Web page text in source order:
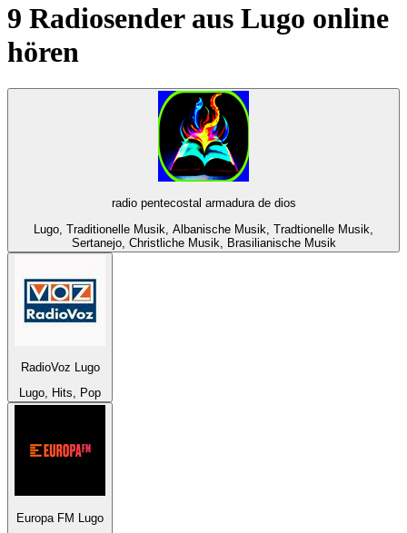
9 Radiosender aus Lugo online
hören
radio pentecostal armadura de dios
Lugo, Traditionelle Musik, Albanische Musik, Tradtionelle Musik,
Sertanejo, Christliche Musik, Brasilianische Musik
RadioVoz Lugo
Lugo, Hits, Pop
Europa FM Lugo